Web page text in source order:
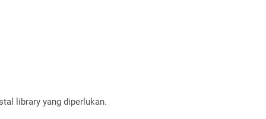
library yang diperlukan.